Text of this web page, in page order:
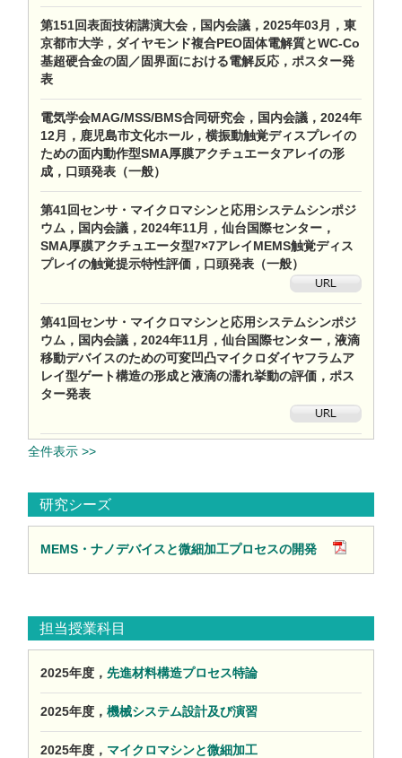
第151回表面技術講演大会，国内会議，2025年03月，東
京都市大学，ダイヤモンド複合PEO固体電解質とWC-Co
基超硬合金の固／固界面における電解反応，ポスター発
表
電気学会MAG/MSS/BMS合同研究会，国内会議，2024年
12月，鹿児島市文化ホール，横振動触覚ディスプレイの
ための面内動作型SMA厚膜アクチュエータアレイの形
成，口頭発表（一般）
第41回センサ・マイクロマシンと応用システムシンポジ
ウム，国内会議，2024年11月，仙台国際センター，
SMA厚膜アクチュエータ型7×7アレイMEMS触覚ディス
プレイの触覚提示特性評価，口頭発表（一般）
第41回センサ・マイクロマシンと応用システムシンポジ
ウム，国内会議，2024年11月，仙台国際センター，液滴
移動デバイスのための可変凹凸マイクロダイヤフラムア
レイ型ゲート構造の形成と液滴の濡れ挙動の評価，ポス
ター発表
全件表示 >>
研究シーズ
MEMS・ナノデバイスと微細加工プロセスの開発
担当授業科目
2025年度， 先進材料構造プロセス特論
2025年度， 機械システム設計及び演習
2025年度， マイクロマシンと微細加工